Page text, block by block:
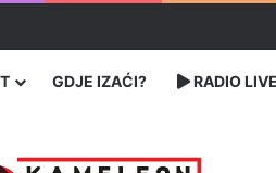
centar Srebrenica
GDJE IZAĆI? RADIO LIVE